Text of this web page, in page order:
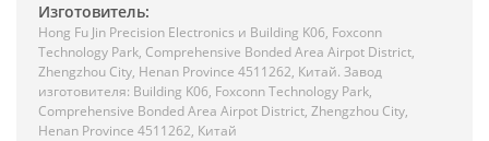
Изготовитель:
Hong Fu Jin Precision Electronics и Building K06, Foxconn
Technology Park, Comprehensive Bonded Area Airpot District,
Zhengzhou City, Henan Province 4511262, Китай. Завод
изготовителя: Building K06, Foxconn Technology Park,
Comprehensive Bonded Area Airpot District, Zhengzhou City,
Henan Province 4511262, Китай